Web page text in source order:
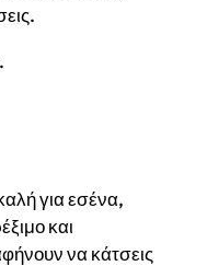
για εσένα,
και
να κάτσεις